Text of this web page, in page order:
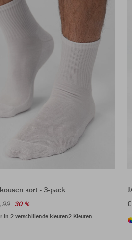
kort - 3-pack
30 %
in 2 verschillende kleuren2 Kleuren